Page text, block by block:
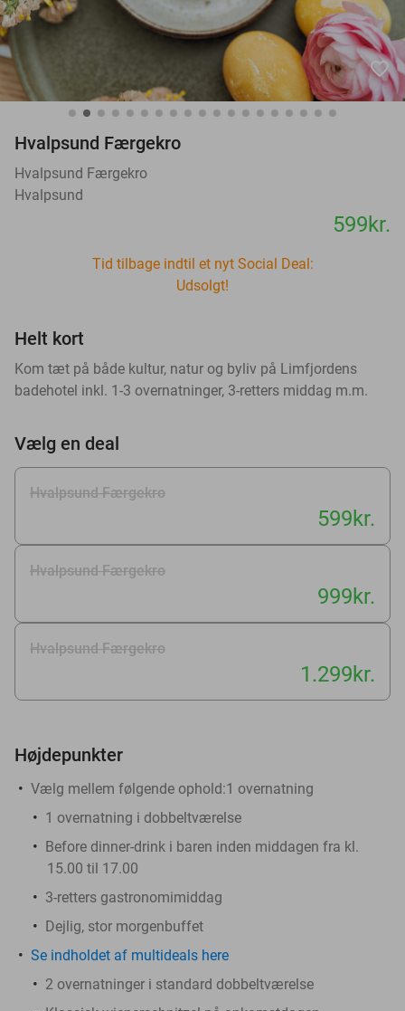
favorite_border
Hvalpsund Færgekro
Hvalpsund Færgekro
Hvalpsund
599kr.
Tid tilbage indtil et nyt Social Deal:
Udsolgt!
Helt kort
Kom tæt på både kultur, natur og byliv på Limfjordens
badehotel inkl. 1-3 overnatninger, 3-retters middag m.m.
Vælg en deal
Hvalpsund Færgekro
599kr.
Hvalpsund Færgekro
999kr.
Hvalpsund Færgekro
1.299kr.
Højdepunkter
Vælg mellem følgende ophold:1 overnatning
1 overnatning i dobbeltværelse
Before dinner-drink i baren inden middagen fra kl.
15.00 til 17.00
3-retters gastronomimiddag
Dejlig, stor morgenbuffet
Se indholdet af multideals here
2 overnatninger i standard dobbeltværelse